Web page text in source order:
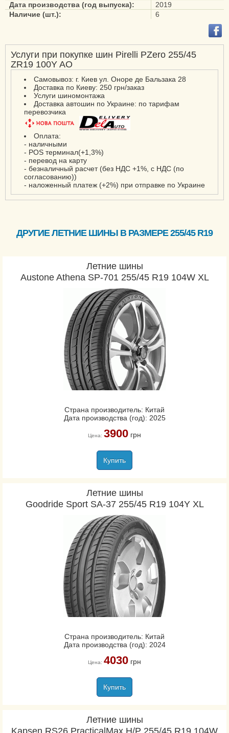
Дата производства (год выпуска):
2019
Наличие (шт.):
6
Услуги при покупке шин Pirelli PZero 255/45
ZR19 100Y AO
Самовывоз: г. Киев ул. Оноре де Бальзака 28
Доставка по Киеву: 250 грн/заказ
Услуги шиномонтажа
Доставка автошин по Украине: по тарифам
перевозчика
Оплата:
- наличными
- POS терминал(+1,3%)
- перевод на карту
- безналичный расчет (без НДС +1%, с НДС (по
согласованию))
- наложенный платеж (+2%) при отправке по Украине
ДРУГИЕ ЛЕТНИЕ ШИНЫ В РАЗМЕРЕ 255/45 R19
Летние шины
Austone Athena SP-701 255/45 R19 104W XL
Страна производитель: Китай
Дата производства (год): 2025
Цена: 3900грн
Купить
Летние шины
Goodride Sport SA-37 255/45 R19 104Y XL
Страна производитель: Китай
Дата производства (год): 2024
Цена: 4030грн
Купить
Летние шины
Kapsen RS26 PracticalMax H/P 255/45 R19 104W